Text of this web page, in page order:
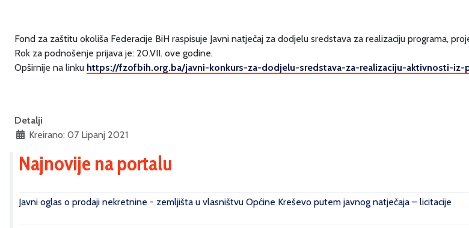
Fond za zaštitu okoliša Federacije BiH raspisuje Javni natječaj za dodjelu sredstava za realizaciju programa,
Rok za podnošenje prijava je: 20.VII. ove godine.
Opširnije na linku https://fzofbih.org.ba/javni-konkurs-za-dodjelu-sredstava-za-realizaciju-aktivnosti-
Detalji
Kreirano: 07 Lipanj 2021
Najnovije na portalu
Javni oglas o prodaji nekretnine - zemljišta u vlasništvu Općine Kreševo putem javnog natječaja – licitacije